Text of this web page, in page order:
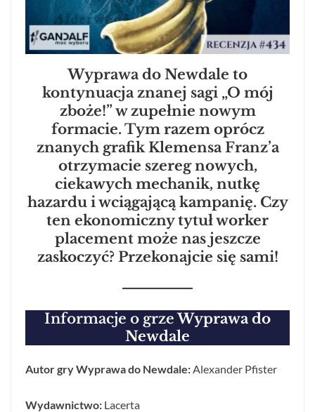
Wyprawa do Newdale to
kontynuacja znanej sagi „O mój
zboże!” w zupełnie nowym
formacie. Tym razem oprócz
znanych grafik Klemensa Franz’a
otrzymacie szereg nowych,
ciekawych mechanik, nutkę
hazardu i wciągającą kampanię. Czy
ten ekonomiczny tytuł worker
placement może nas jeszcze
zaskoczyć? Przekonajcie się sami!
Informacje o grzeWyprawa do
Newdale
Autor gry Wyprawa do Newdale:Alexander Pfister
Wydawnictwo: Lacerta